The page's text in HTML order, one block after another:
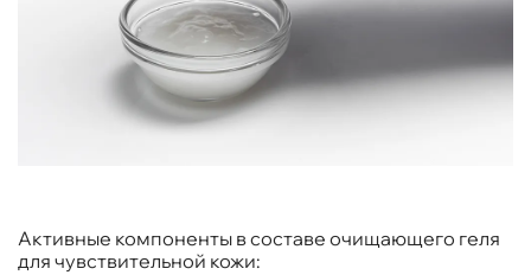
Активные компоненты в составе очищающего геля
для чувствительной кожи: